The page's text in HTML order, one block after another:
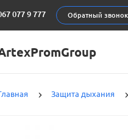
077 9 777 Обратный звонок
Защита дыхания